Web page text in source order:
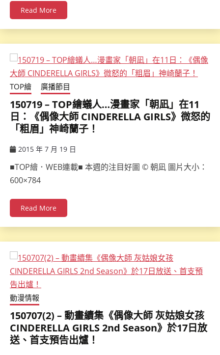
Read More
TOP繪 廣播節目
150719 – TOP繪蟻人…漫畫家「朝凪」在11
日：《偶像大師 CINDERELLA GIRLS》微怒的
「粗眉」神崎蘭子！
2015 年 7 月 19 日
■TOP繪．WEB連載■ 本週的注目好圖 © 朝凪 圖片大小：
600×784
Read More
動漫情報
150707(2) – 動畫續集《偶像大師 灰姑娘女孩
CINDERELLA GIRLS 2nd Season》於17日放
送、首支預告出爐！